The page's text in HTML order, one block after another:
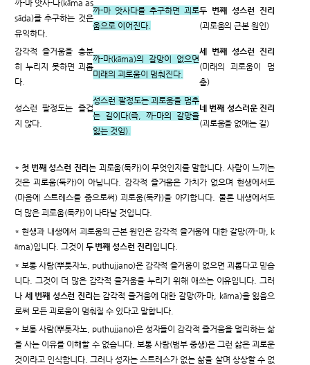
까-마 앗사-다(kāma as
sāda)를 추구하는 것은
유익하다.
까-마 앗사다를 추구하면 괴로
움으로 이어진다.
두 번째 성스런 진리
(괴로움의 근본 원인)
감각적 즐거움을 충분
히 누리지 못하면 괴롭
다.
까-마(kāma)의 갈망이 없으면
미래의 괴로움이 멈춰진다.
세 번째 성스런 진리
(미래의 괴로움이 멈
춤)
성스런 팔정도는 즐겁
지 않다.
성스런 팔정도는 괴로움을 멈추
는 길이다(즉, 까-마의 갈망을
잃는 것임).
네 번째 성스러운 진리
(괴로움을 없애는 길)
* 첫 번째 성스런 진리는 괴로움(둑카)이 무엇인지를 말합니다. 사람이 느끼는
것은 괴로움(둑카)이 아닙니다. 감각적 즐거움은 가치가 없으며 현생에서도
(마음에 스트레스를 줌으로써) 괴로움(둑카)을 야기합니다. 물론 내생에서도
더 많은 괴로움(둑카)이 나타날 것입니다.
* 현생과 내생에서 괴로움의 근본 원인은 감각적 즐거움에 대한 갈망(까-마, k
āma)입니다. 그것이 두 번째 성스런 진리 입니다.
* 보통 사람(뿌툿자노, puthujjano)은 감각적 즐거움이 없으면 괴롭다고 믿습
니다. 그것이 더 많은 감각적 즐거움을 누리기 위해 애쓰는 이유입니다. 그러
나 세 번째 성스런 진리는 감각적 즐거움에 대한 갈망(까-마, kāma)을 잃음으
로써 모든 괴로움이 멈춰질 수 있다고 말합니다.
* 보통 사람(뿌툿자노, puthujjano)은 성자들이 감각적 즐거움을 멀리하는 삶
을 사는 이유를 이해할 수 없습니다. 보통 사람(범부 중생)은 그런 삶은 괴로운
것이라고 인식합니다. 그러나 성자는 스트레스가 없는 삶을 살며 상상할 수 없